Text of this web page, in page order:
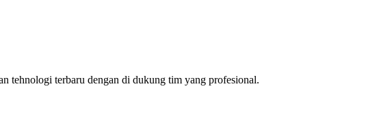
tehnologi terbaru dengan di dukung tim yang profesional.